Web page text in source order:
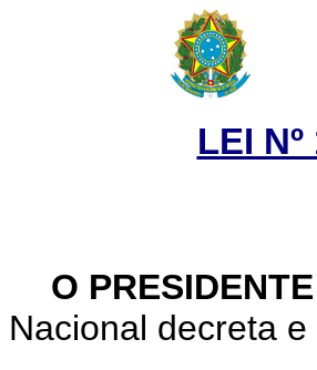
LEI
O
Nacional decreta